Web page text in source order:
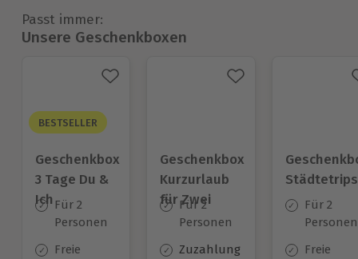
Passt immer:
Unsere Geschenkboxen
BESTSELLER
Geschenkbox
3 Tage Du &
Ich Für 2
Personen
Freie
Geschenkbox
Kurzurlaub
für Zwei
Für 2
Personen
Zuzahlung
Städtetrips
Für 2
Personen
Freie